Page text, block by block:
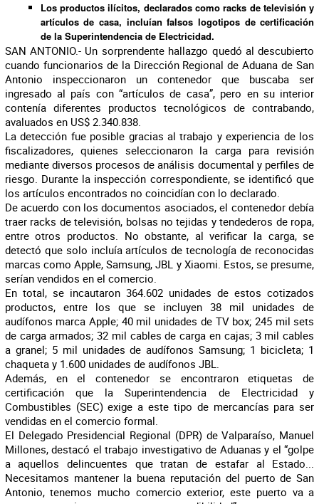
Los productos ilícitos, declarados como racks de televisión y
artículos de casa, incluían falsos logotipos de certificación
de la Superintendencia de Electricidad.
SAN ANTONIO.- Un sorprendente hallazgo quedó al descubierto
cuando funcionarios de la Dirección Regional de Aduana de San
Antonio inspeccionaron un contenedor que buscaba ser
ingresado al país con “artículos de casa”, pero en su interior
contenía diferentes productos tecnológicos de contrabando,
avaluados en US$ 2.340.838.
La detección fue posible gracias al trabajo y experiencia de los
fiscalizadores, quienes seleccionaron la carga para revisión
mediante diversos procesos de análisis documental y perfiles de
riesgo. Durante la inspección correspondiente, se identificó que
los artículos encontrados no coincidían con lo declarado.
De acuerdo con los documentos asociados, el contenedor debía
traer racks de televisión, bolsas no tejidas y tendederos de ropa,
entre otros productos. No obstante, al verificar la carga, se
detectó que solo incluía artículos de tecnología de reconocidas
marcas como Apple, Samsung, JBL y Xiaomi. Estos, se presume,
serían vendidos en el comercio.
En total, se incautaron 364.602 unidades de estos cotizados
productos, entre los que se incluyen 38 mil unidades de
audífonos marca Apple; 40 mil unidades de TV box; 245 mil sets
de carga armados; 32 mil cables de carga en cajas; 3 mil cables
a granel; 5 mil unidades de audífonos Samsung; 1 bicicleta; 1
chaqueta y 1.600 unidades de audífonos JBL.
Además, en el contenedor se encontraron etiquetas de
certificación que la Superintendencia de Electricidad y
Combustibles (SEC) exige a este tipo de mercancías para ser
vendidas en el comercio formal.
El Delegado Presidencial Regional (DPR) de Valparaíso, Manuel
Millones, destacó el trabajo investigativo de Aduanas y el “golpe
a aquellos delincuentes que tratan de estafar al Estado...
Necesitamos mantener la buena reputación del puerto de San
Antonio, tenemos mucho comercio exterior, este puerto va a